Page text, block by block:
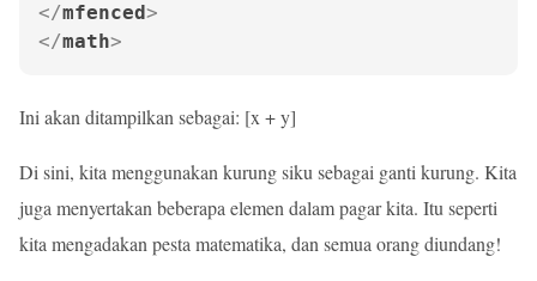
</mfenced>
</math>
Ini akan ditampilkan sebagai: [x + y]
Di sini, kita menggunakan kurung siku sebagai ganti kurung. Kita
juga menyertakan beberapa elemen dalam pagar kita. Itu seperti
kita mengadakan pesta matematika, dan semua orang diundang!